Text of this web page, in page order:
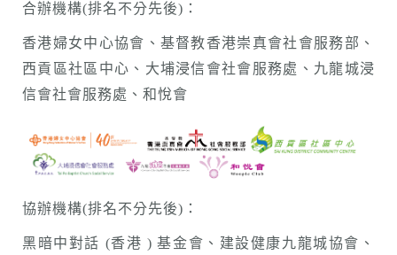
合辦機構(排名不分先後)：
香港婦女中心協會、基督教香港崇真會社會服務部、
西貢區社區中心、大埔浸信會社會服務處、九龍城浸
信會社會服務處、和悅會
協辦機構(排名不分先後)：
黑暗中對話 (香港 ) 基金會、建設健康九龍城協會、